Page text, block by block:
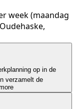
week (maandag
Oudehaske,
op in de
verzamelt de